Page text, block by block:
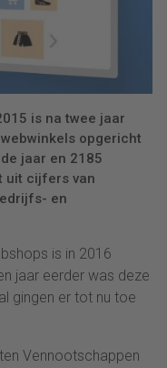
is na twee jaar
opgericht
jaar en 2185
uit cijfers van
en
is in 2016
jaar eerder was deze
gingen er tot nu toe
Vennootschappen